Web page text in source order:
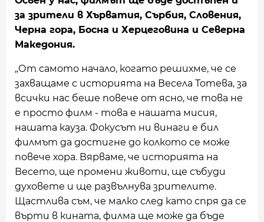
за зрители в Хърватия, Сърбия, Словения,
Черна гора, Босна и Херцеговина и Северна
Македония.
„От самото начало, когато решихме, че се
захващаме с историята на Весела Тотева, за
всички нас беше повече от ясно, че това не
е просто филм - това е нашата мисия,
нашата кауза. Фокусът ни винаги е бил
филмът да достигне до колкото се може
повече хора. Вярваме, че историята на
Весето, ще промени животи, ще събуди
духовете и ще развълнува зрителите.
Щастлива съм, че малко след като спря да се
върти в кината, филма ще може да бъде